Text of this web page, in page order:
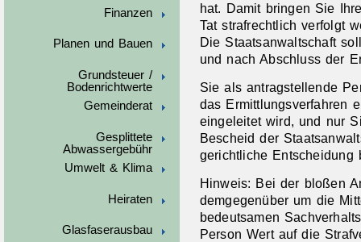
Finanzen
Planen und Bauen
Grundsteuer /
Bodenrichtwerte
Gemeinderat
Gesplittete
Abwassergebühr
Umwelt & Klima
Heiraten
Glasfaserausbau
hat. Damit bringen Sie
Tat strafrechtlich verfolgt
Die Staatsanwaltschaft
und nach Abschluss der
Sie als antragstellende
das Ermittlungsverfahren
eingeleitet wird, und nur
Bescheid der
gerichtliche Entscheidung
Hinweis: Bei der bloßen
demgegenüber um die
bedeutsamen
Person Wert auf die